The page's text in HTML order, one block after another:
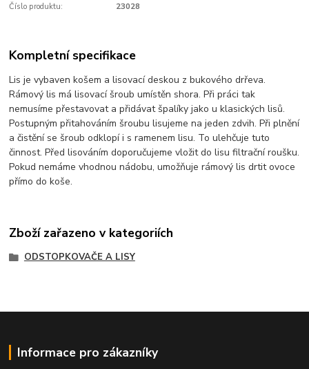
Číslo produktu: 23028
Kompletní specifikace
Lis je vybaven košem a lisovací deskou z bukového drřeva.
Rámový lis má lisovací šroub umístěn shora. Při práci tak
nemusíme přestavovat a přidávat špalíky jako u klasických lisů.
Postupným přitahováním šroubu lisujeme na jeden zdvih. Při plnění
a čistění se šroub odklopí i s ramenem lisu. To ulehčuje tuto
činnost. Před lisováním doporučujeme vložit do lisu filtrační roušku.
Pokud nemáme vhodnou nádobu, umožňuje rámový lis drtit ovoce
přímo do koše.
Zboží zařazeno v kategoriích
ODSTOPKOVAČE A LISY
Informace pro zákazníky